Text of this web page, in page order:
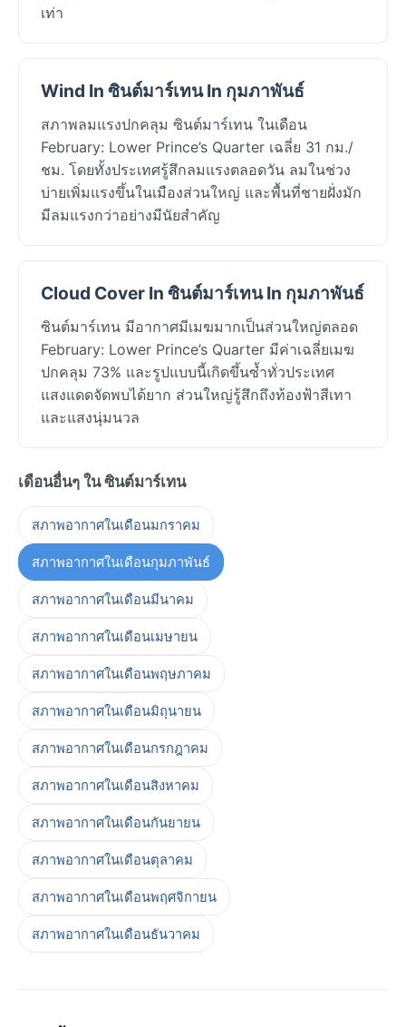
เท่า
Wind In ซินต์มาร์เทน In กุมภาพันธ์
สภาพลมแรงปกคลุม ซินต์มาร์เทน ในเดือน
February: Lower Prince’s Quarter เฉลี่ย 31 กม./
ชม. โดยทั้งประเทศรู้สึกลมแรงตลอดวัน ลมในช่วง
บ่ายเพิ่มแรงขึ้นในเมืองส่วนใหญ่ และพื้นที่ชายฝั่งมัก
มีลมแรงกว่าอย่างมีนัยสำคัญ
Cloud Cover In ซินต์มาร์เทน In กุมภาพันธ์
ซินต์มาร์เทน มีอากาศมีเมฆมากเป็นส่วนใหญ่ตลอด
February: Lower Prince’s Quarter มีค่าเฉลี่ยเมฆ
ปกคลุม 73% และรูปแบบนี้เกิดขึ้นซ้ำทั่วประเทศ
แสงแดดจัดพบได้ยาก ส่วนใหญ่รู้สึกถึงท้องฟ้าสีเทา
และแสงนุ่มนวล
เดือนอื่นๆ ใน ซินต์มาร์เทน
สภาพอากาศในเดือนมกราคม
สภาพอากาศในเดือนกุมภาพันธ์
สภาพอากาศในเดือนมีนาคม
สภาพอากาศในเดือนเมษายน
สภาพอากาศในเดือนพฤษภาคม
สภาพอากาศในเดือนมิถุนายน
สภาพอากาศในเดือนกรกฎาคม
สภาพอากาศในเดือนสิงหาคม
สภาพอากาศในเดือนกันยายน
สภาพอากาศในเดือนตุลาคม
สภาพอากาศในเดือนพฤศจิกายน
สภาพอากาศในเดือนธันวาคม